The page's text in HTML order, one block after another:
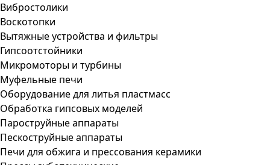
Вибростолики
Воскотопки
Вытяжные устройства и фильтры
Гипсоотстойники
Микромоторы и турбины
Муфельные печи
Оборудование для литья пластмасс
Обработка гипсовых моделей
Пароструйные аппараты
Пескоструйные аппараты
Печи для обжига и прессования керамики